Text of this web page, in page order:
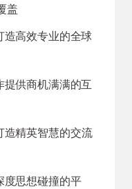
盖
造高效专业的全球
供商机满满的互
造精英智慧的交流
度思想碰撞的平